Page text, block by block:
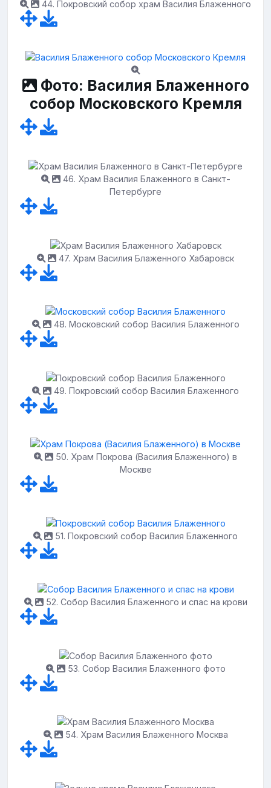
44. Покровский собор храм Василия Блаженного
Фото: Василия Блаженного
собор Московского Кремля
46. Храм Василия Блаженного в Санкт-
Петербурге
47. Храм Василия Блаженного Хабаровск
48. Московский собор Василия Блаженного
49. Покровский собор Василия Блаженного
50. Храм Покрова (Василия Блаженного) в
Москве
51. Покровский собор Василия Блаженного
52. Собор Василия Блаженного и спас на крови
53. Собор Василия Блаженного фото
54. Храм Василия Блаженного Москва